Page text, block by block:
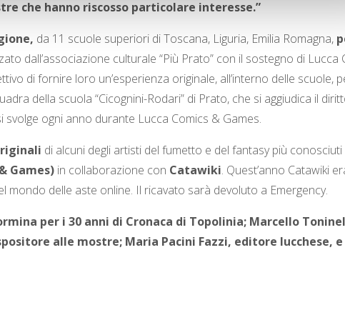
che hanno riscosso particolare interesse.”
da 11 scuole superiori di Toscana, Liguria, Emilia Romagna,
dall’associazione culturale “Più Prato” con il sostegno di Lucca
di fornire loro un’esperienza originale, all’interno delle scuole,
della scuola “Cicognini-Rodari” di Prato, che si aggiudica il
ogni anno durante Lucca Comics & Games.
di alcuni degli artisti del fumetto e del fantasy più
Games) in collaborazione con Catawiki. Quest’anno Catawiki
delle aste online. Il ricavato sarà devoluto a Emergency.
per i 30 anni di Cronaca di Topolinia; Marcello
alle mostre; Maria Pacini Fazzi, editore lucchese,